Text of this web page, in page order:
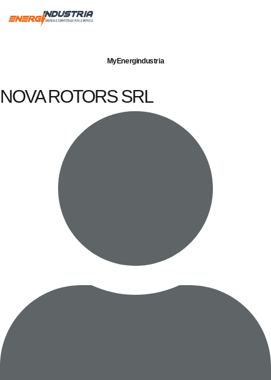
MyEnergindustria
NOVA ROTORS SRL